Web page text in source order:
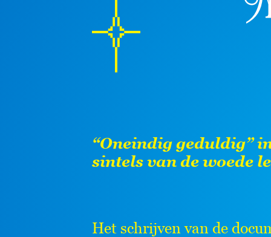
“Oneindig geduldig”
sintels van de woede
Het schrijven van de